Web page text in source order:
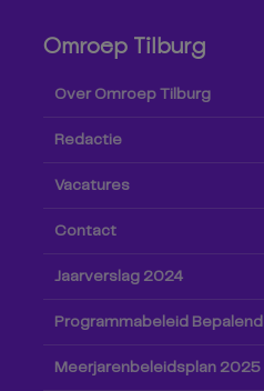
Omroep Tilburg
Over Omroep Tilburg
Redactie
Vacatures
Contact
Jaarverslag 2024
Programmabeleid Bepalend
Meerjarenbeleidsplan